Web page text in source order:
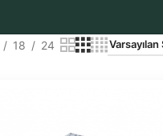
18 24